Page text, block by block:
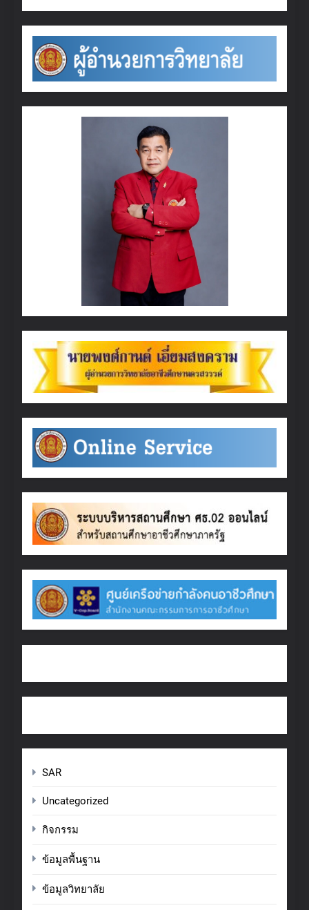
SAR
Uncategorized
กิจกรรม
ข้อมูลพื้นฐาน
ข้อมูลวิทยาลัย